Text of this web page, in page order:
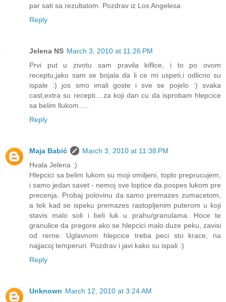
par sati sa rezultatom. Pozdrav iz Los Angelesa
Reply
Jelena NS March 3, 2010 at 11:26 PM
Prvi put u zivotu sam pravila kiflice, i to po ovom
receptu,jako sam se bojala da li ce mi uspeti,i odlicno su
ispale :) jos smo imali goste i sve se pojelo :) svaka
cast,extra su recepti....za koji dan cu da isprobam hlepcice
sa belim llukom.....
Reply
Maja Babić
March 3, 2010 at 11:38 PM
Hvala Jelena :)
Hlepcici sa belim lukom su moji omiljeni, toplo preprucujem,
i samo jedan savet - nemoj sve loptice da pospes lukom pre
precenja. Probaj polovinu da samo premazes zumacetom,
a tek kad se ispeku premazes rastopljenim puterom u koji
stavis malo soli i beli luk u prahu/granulama. Hoce te
granulice da pregore ako se hlepcici malo duze peku, zavisi
od rerne. Uglavnom hlepcice treba peci sto krace, na
najjacoj temperuri. Pozdrav i javi kako su ispali :)
Reply
Unknown March 12, 2010 at 3:24 AM